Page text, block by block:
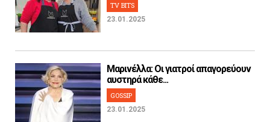
TV BITS
23.01.2025
Μαρινέλλα: Οι γιατροί απαγορεύουν
αυστηρά κάθε...
GOSSIP
23.01.2025